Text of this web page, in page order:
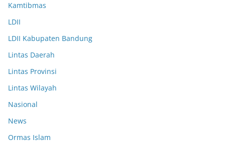
Kamtibmas
LDII
LDII Kabupaten Bandung
Lintas Daerah
Lintas Provinsi
Lintas Wilayah
Nasional
News
Ormas Islam